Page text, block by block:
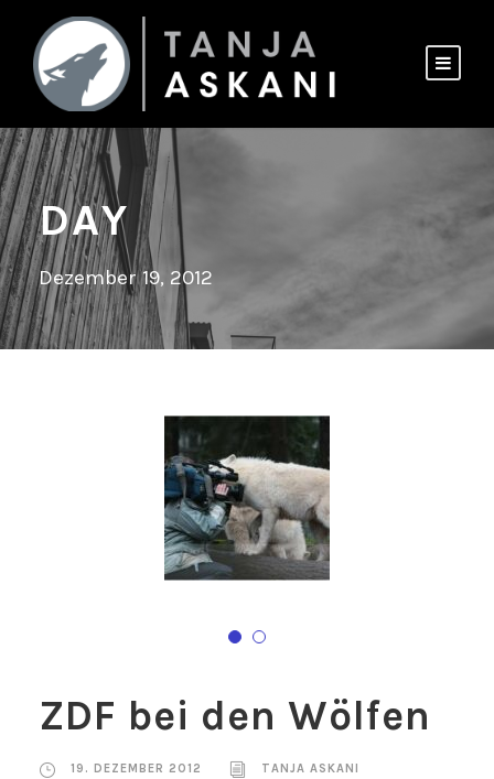
DAY
Dezember 19, 2012
ZDF bei den Wölfen
19. DEZEMBER 2012
TANJA ASKANI